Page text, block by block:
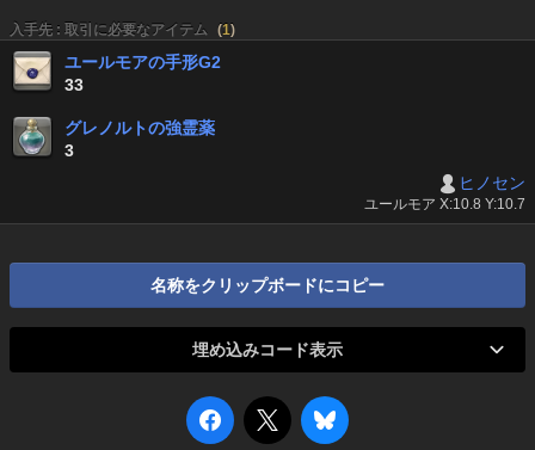
入手先 : 取引に必要なアイテム (1)
ユールモアの手形G2
33
グレノルトの強霊薬
3
ヒノセン
ユールモア X:10.8 Y:10.7
名称をクリップボードにコピー
埋め込みコード表示